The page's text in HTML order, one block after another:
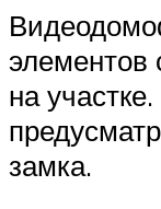
элементов
на
замка.